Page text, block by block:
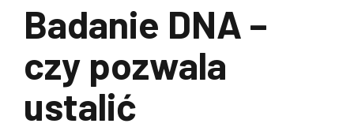
Badanie DNA –
czy pozwala
ustalić